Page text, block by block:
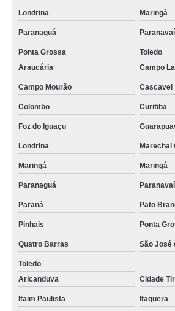
Londrina Maringá
Paranaguá Paranavaí
Ponta Grossa
Toledo
Araucária
Campo
Campo Mourão Cascavel
Colombo Curitiba
Foz do Iguaçu
Londrina Marechal
Maringá Maringá
Paranaguá Paranavaí
Paraná Pato
Pinhais Ponta
Quatro Barras São José
Toledo
Aricanduva
Cidade
Itaim Paulista Itaquera